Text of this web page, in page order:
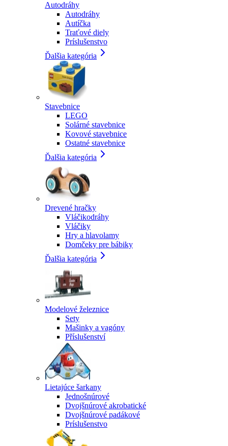
Autodráhy
Autodráhy
Autíčka
Traťové diely
Príslušenstvo
Ďalšia kategória
Stavebnice
LEGO
Solárné stavebnice
Kovové stavebnice
Ostatné stavebnice
Ďalšia kategória
Drevené hračky
Vláčikodráhy
Vláčiky
Hry a hlavolamy
Domčeky pre bábiky
Ďalšia kategória
Modelové železnice
Sety
Mašinky a vagóny
Příslušenství
Lietajúce šarkany
Jednošnúrové
Dvojšnúrové akrobatické
Dvojšnúrové padákové
Príslušenstvo